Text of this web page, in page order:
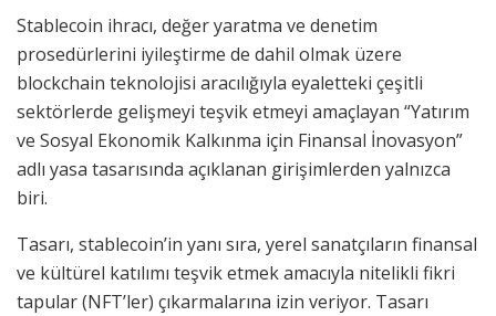
Stablecoin ihracı, değer yaratma ve denetim
prosedürlerini iyileştirme de dahil olmak üzere
blockchain teknolojisi aracılığıyla eyaletteki çeşitli
sektörlerde gelişmeyi teşvik etmeyi amaçlayan “Yatırım
ve Sosyal Ekonomik Kalkınma için Finansal İnovasyon”
adlı yasa tasarısında açıklanan girişimlerden yalnızca
biri.
Tasarı, stablecoin’in yanı sıra, yerel sanatçıların finansal
ve kültürel katılımı teşvik etmek amacıyla nitelikli fikri
tapular (NFT’ler) çıkarmalarına izin veriyor. Tasarı